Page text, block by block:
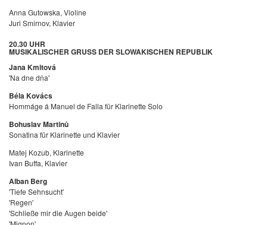
Anna Gutowska, Violine
Juri Smirnov, Klavier
20.30 UHR
MUSIKALISCHER GRUSS DER SLOWAKISCHEN REPUBLIK
Jana Kmitová
'Na dne dňa'
Béla Kovács
Hommáge á Manuel de Falla für Klarinette Solo
Bohuslav Martinů
Sonatina für Klarinette und Klavier
Matej Kozub, Klarinette
Ivan Buffa, Klavier
Alban Berg
'Tiefe Sehnsucht'
'Regen'
'Schließe mir die Augen beide'